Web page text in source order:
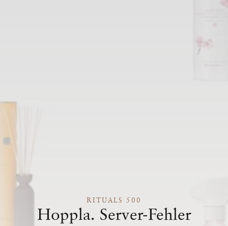
RITUALS 500
Hoppla. Server-Fehler